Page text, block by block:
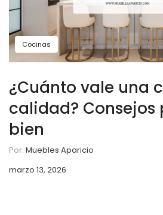
Cocinas
¿Cuánto vale una
calidad?
bien
Por: Muebles Aparicio
marzo 13, 2026